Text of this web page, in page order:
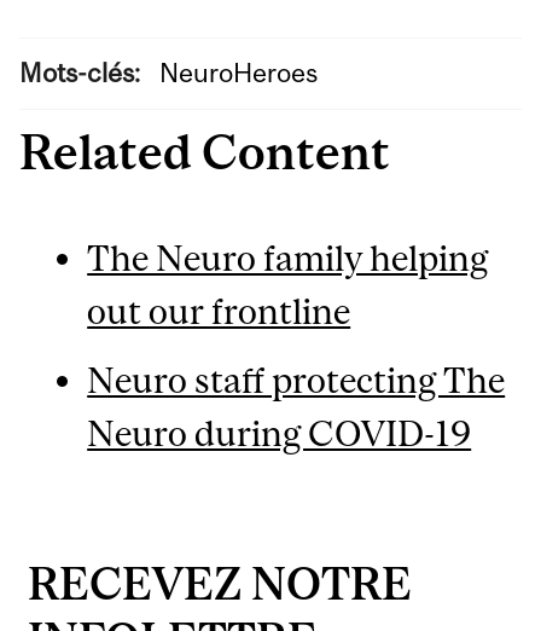
Mots-clés: NeuroHeroes
Related Content
The Neuro family helping
out our frontline
Neuro staff protecting The
Neuro during COVID-19
RECEVEZ NOTRE